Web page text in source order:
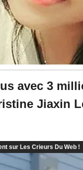
avec 3
Jiaxin